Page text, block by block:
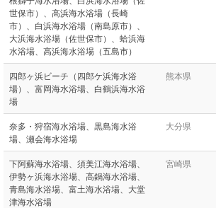
世保市）、高浜海水浴場（長崎
市）、白浜海水浴場（南島原市）、
大浜海水浴場（佐世保市）、蛤浜海
水浴場、高浜海水浴場（五島市）
四郎ヶ浜ビーチ（四郎ケ浜海水浴
場）、富岡海水浴場、白鶴浜海水浴
場
熊本県
奈多・狩宿海水浴場、黒島海水浴
場、瀬会海水浴場
大分県
下阿蘇海水浴場、須美江海水浴場、
伊勢ヶ浜海水浴場、高鍋海水浴場、
青島海水浴場、富土海水浴場、大堂
津海水浴場
宮崎県